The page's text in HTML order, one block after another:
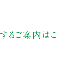
るご案内は こ